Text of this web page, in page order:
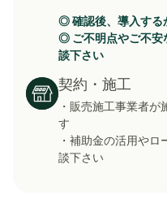
◎ 確認後、導入する
◎ ご不明点やご不安
談下さい
契約・施工
・販売施工事業者
す
・補助金の活用や
談下さい